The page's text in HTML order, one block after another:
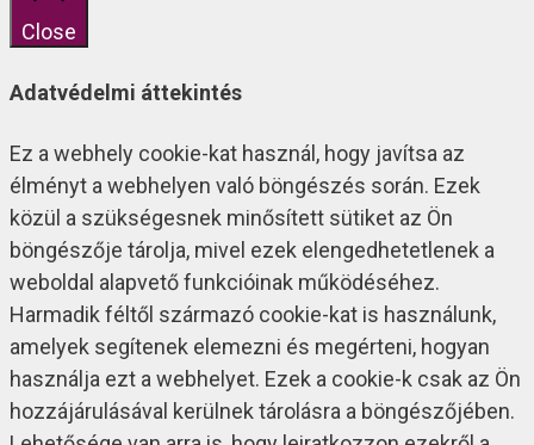
Close
Adatvédelmi áttekintés
Ez a webhely cookie-kat használ, hogy javítsa az
élményt a webhelyen való böngészés során. Ezek
közül a szükségesnek minősített sütiket az Ön
böngészője tárolja, mivel ezek elengedhetetlenek a
weboldal alapvető funkcióinak működéséhez.
Harmadik féltől származó cookie-kat is használunk,
amelyek segítenek elemezni és megérteni, hogyan
használja ezt a webhelyet. Ezek a cookie-k csak az Ön
hozzájárulásával kerülnek tárolásra a böngészőjében.